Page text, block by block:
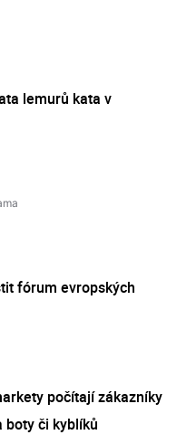
lemurů kata v
fórum evropských
počítají zákazníky
boty či kyblíků